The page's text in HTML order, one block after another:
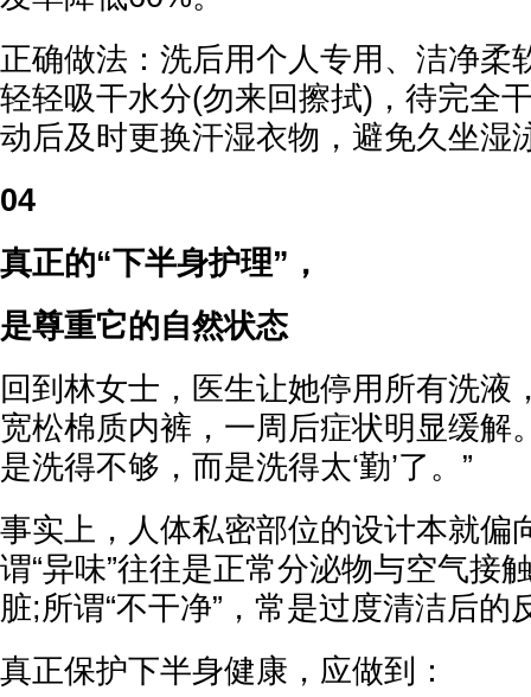
正确做法：洗后用个人专用、洁净柔
轻轻吸干水分(勿来回擦拭)，待完全
动后及时更换汗湿衣物，避免久坐湿
04
真正的“下半身护理”，
是尊重它的自然状态
回到林女士，医生让她停用所有洗液
宽松棉质内裤，一周后症状明显缓解
是洗得不够，而是洗得太‘勤’了。”
事实上，人体私密部位的设计本就偏
谓“异味”往往是正常分泌物与空气接
脏;所谓“不干净”，常是过度清洁后的
真正保护下半身健康，应做到：